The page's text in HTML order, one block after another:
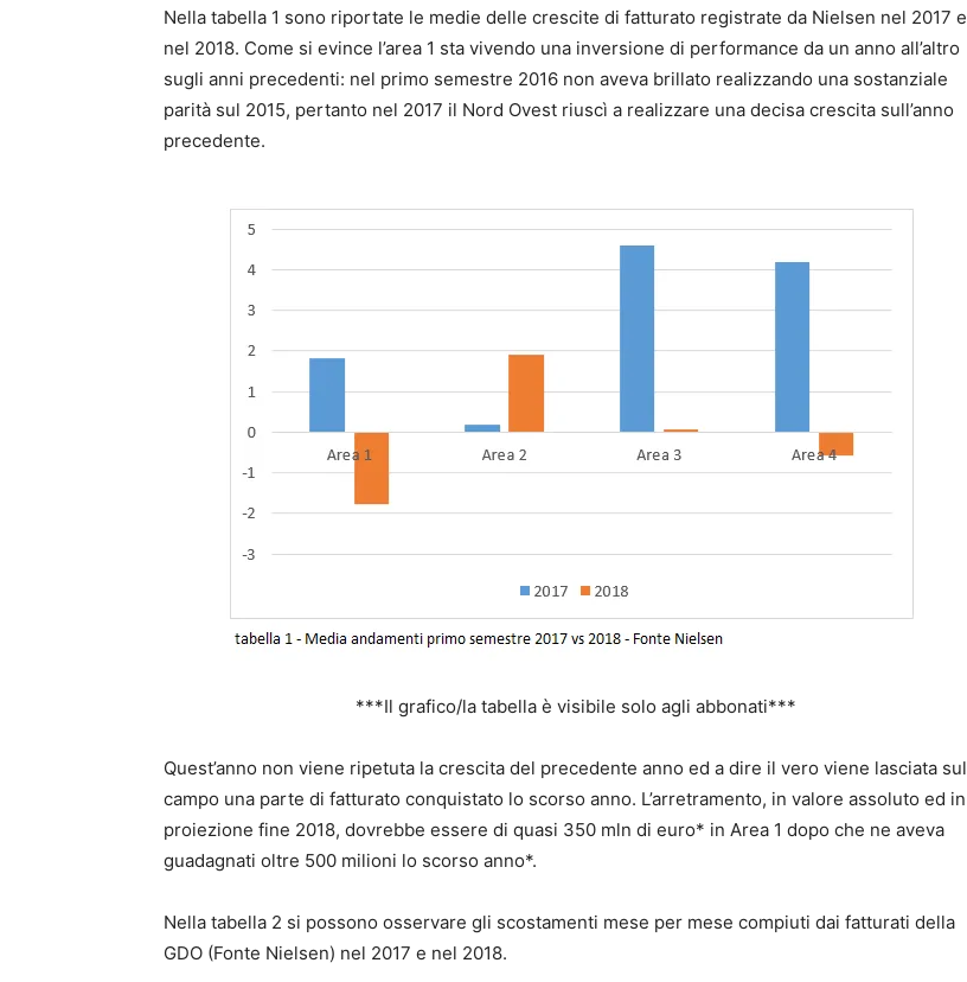
Nella tabella 1 sono riportate le medie delle crescite di fatturato registrate da Nielsen nel 2017 e
nel 2018. Come si evince l’area 1 sta vivendo una inversione di performance da un anno all’altro
sugli anni precedenti: nel primo semestre 2016 non aveva brillato realizzando una sostanziale
parità sul 2015, pertanto nel 2017 il Nord Ovest riuscì a realizzare una decisa crescita sull’anno
precedente.
***Il grafico/la tabella è visibile solo agli abbonati***
Quest’anno non viene ripetuta la crescita del precedente anno ed a dire il vero viene lasciata sul
campo una parte di fatturato conquistato lo scorso anno. L’arretramento, in valore assoluto ed in
proiezione fine 2018, dovrebbe essere di quasi 350 mln di euro* in Area 1 dopo che ne aveva
guadagnati oltre 500 milioni lo scorso anno*.
Nella tabella 2 si possono osservare gli scostamenti mese per mese compiuti dai fatturati della
GDO (Fonte Nielsen) nel 2017 e nel 2018.